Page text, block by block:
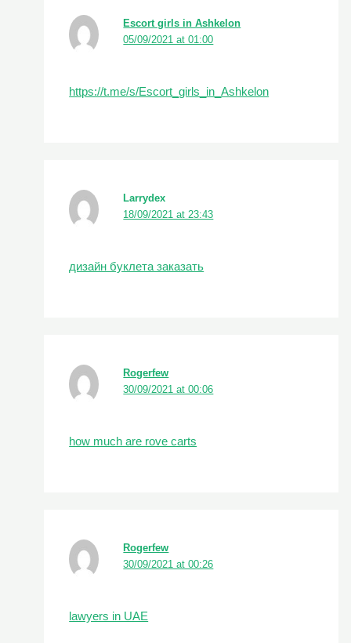
Escort girls in Ashkelon
05/09/2021 at 01:00
https://t.me/s/Escort_girls_in_Ashkelon
Larrydex
18/09/2021 at 23:43
дизайн буклета заказать
Rogerfew
30/09/2021 at 00:06
how much are rove carts
Rogerfew
30/09/2021 at 00:26
lawyers in UAE